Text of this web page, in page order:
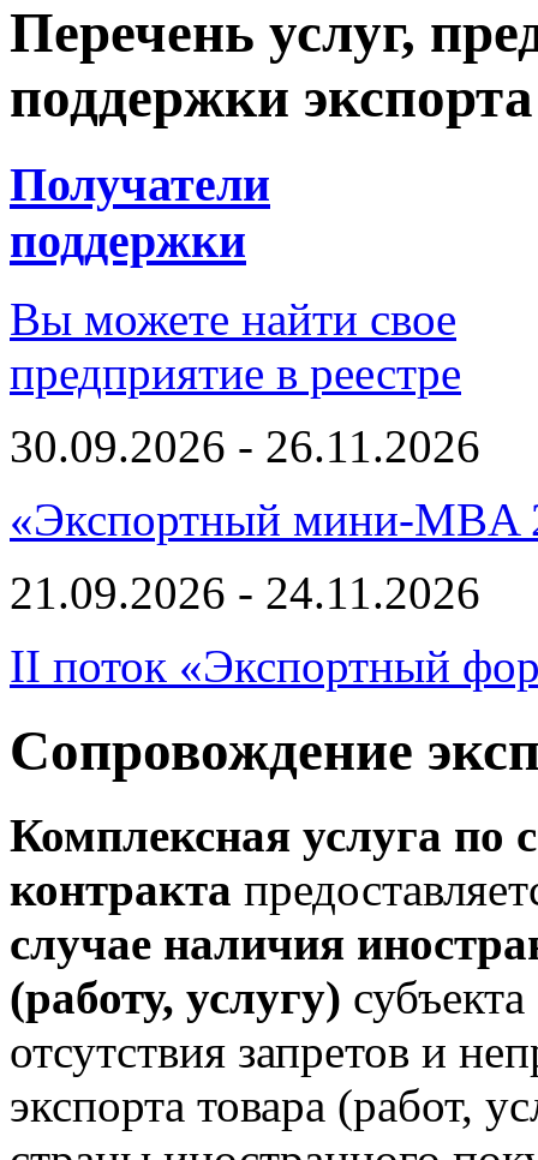
Перечень услуг,
поддержки
Получатели
поддержки
Вы можете найти свое
предприятие в реестре
30.09.2026 - 26.11.2026
«Экспортный мини-MBA
21.09.2026 - 24.11.2026
II поток «Экспортный
Сопровождение
Комплексная услуга по
контракта
случае наличия
(работу, услугу)
отсутствия запретов и
экспорта товара (работ,